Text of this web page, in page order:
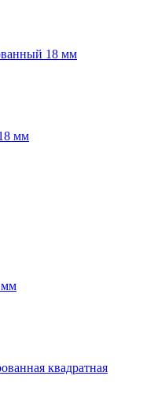
18 мм
мм
мм
квадратная